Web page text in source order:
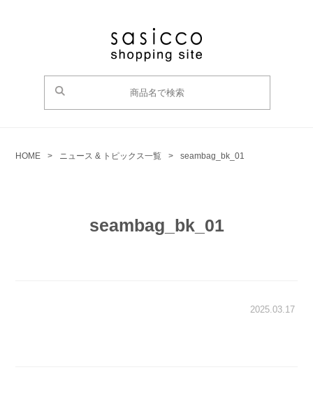
HOME > ニュース & トピックス一覧 > seambag_bk_01
seambag_bk_01
2025.03.17